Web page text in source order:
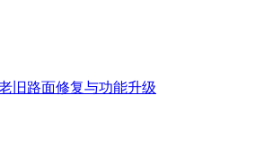
旧路面修复与功能升级